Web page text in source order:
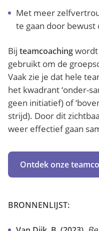
Met meer
te gaan door
Bij teamcoachingwordt
gebruikt om de
Vaak zie je dat hele
het kwadrant ‘onder-
geen initiatief) of
strijd). Door dit
weer effectief gaan
Ontdek onze
BRONNENLIJST: